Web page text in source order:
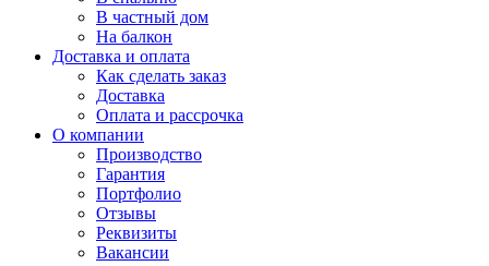
В частный дом
На балкон
Доставка и оплата
Как сделать заказ
Доставка
Оплата и рассрочка
О компании
Производство
Гарантия
Портфолио
Отзывы
Реквизиты
Вакансии